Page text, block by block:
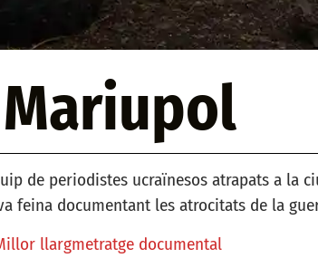
de periodistes ucraïnesos atrapats a la
feina documentant les atrocitats de la
llargmetratge documental